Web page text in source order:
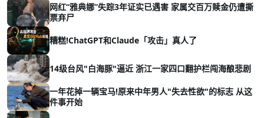
网红“雅典娜”失踪3年证实已遇害 家属交百万赎金仍遭撕
票弃尸
糟糕!ChatGPT和Claude「攻击」真人了
14级台风"白海豚"逼近 浙江一家四口翻护栏闯海酿悲剧
一年花掉一辆宝马!原来中年男人"失去性欲"的标志 从这
件事开始